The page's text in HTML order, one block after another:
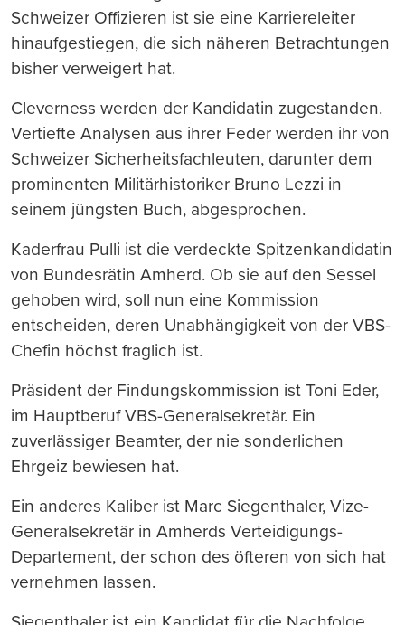
Schweizer Offizieren ist sie eine Karriereleiter
hinaufgestiegen, die sich näheren Betrachtungen
bisher verweigert hat.
Cleverness werden der Kandidatin zugestanden.
Vertiefte Analysen aus ihrer Feder werden ihr von
Schweizer Sicherheitsfachleuten, darunter dem
prominenten Militärhistoriker Bruno Lezzi in
seinem jüngsten Buch, abgesprochen.
Kaderfrau Pulli ist die verdeckte Spitzenkandidatin
von Bundesrätin Amherd. Ob sie auf den Sessel
gehoben wird, soll nun eine Kommission
entscheiden, deren Unabhängigkeit von der VBS-
Chefin höchst fraglich ist.
Präsident der Findungskommission ist Toni Eder,
im Hauptberuf VBS-Generalsekretär. Ein
zuverlässiger Beamter, der nie sonderlichen
Ehrgeiz bewiesen hat.
Ein anderes Kaliber ist Marc Siegenthaler, Vize-
Generalsekretär in Amherds Verteidigungs-
Departement, der schon des öfteren von sich hat
vernehmen lassen.